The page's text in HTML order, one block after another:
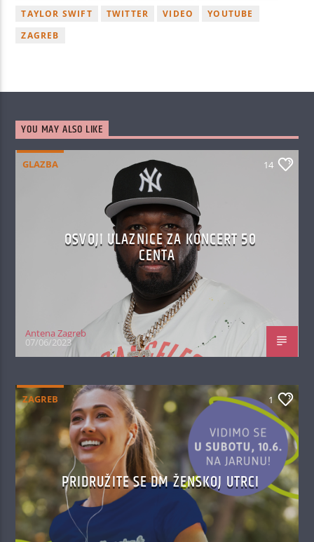
TAYLOR SWIFT
TWITTER VIDEO
YOUTUBE
ZAGREB
YOU MAY ALSO LIKE
GLAZBA 14
OSVOJI ULAZNICE ZA KONCERT 50
CENTA
Antena Zagreb
07/06/2023
ZAGREB 1
PRIDRUŽITE SE DM ŽENSKOJ UTRCI